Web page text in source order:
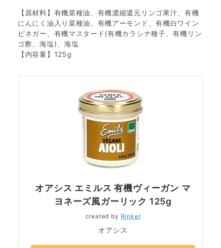
【原材料】有機菜種油、有機濃縮還元リンゴ果汁、有機
にんにく油入り菜種油、有機アーモンド、有機白ワイン
ビネガー、有機マスタード(有機カラシナ種子、有機リン
ゴ酢、海塩)、海塩
【内容量】125g
オアシス エミルス 有機ヴィーガン マ
ヨネーズ風ガーリック 125g
created by Rinker
オアシス